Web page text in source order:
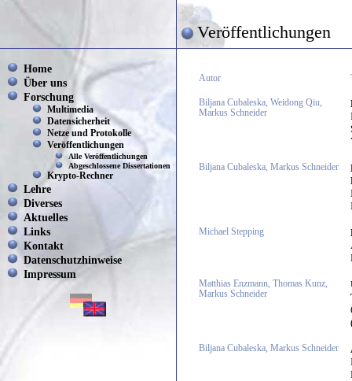
Veröffentlichungen
Home
Über uns
Forschung
Multimedia
Datensicherheit
Netze und Protokolle
Veröffentlichungen
Alle Veröffentlichungen
Abgeschlossene Dissertationen
Krypto-Rechner
Lehre
Diverses
Aktuelles
Links
Kontakt
Datenschutzhinweise
Impressum
Autor
Biljana Cubaleska, Weidong Qiu,
Markus Schneider
Biljana Cubaleska, Markus Schneider
Michael Stepping
Matthias Enzmann, Thomas Kunz,
Markus Schneider
Biljana Cubaleska, Markus Schneider